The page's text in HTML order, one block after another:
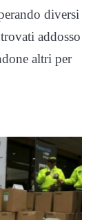
diversi
addosso
altri per